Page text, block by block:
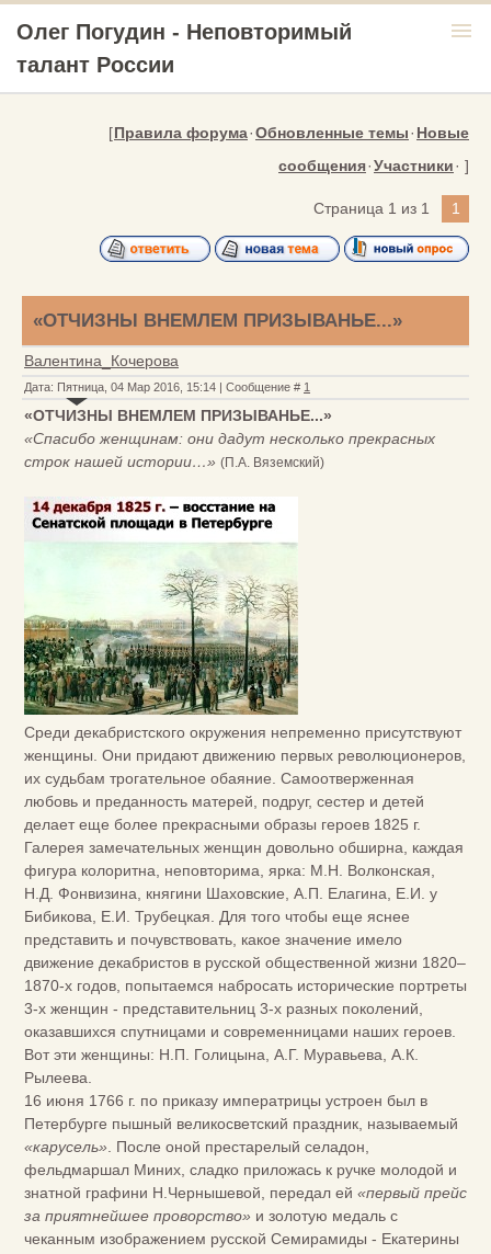
Олег Погудин - Неповторимый
талант России
menu
[Правила форума·Обновленные темы·Новые
сообщения·Участники· ]
Страница 1 из 1 1
«ОТЧИЗНЫ ВНЕМЛЕМ ПРИЗЫВАНЬЕ...»
Валентина_Кочерова
Дата: Пятница, 04 Мар 2016, 15:14 | Сообщение # 1
«ОТЧИЗНЫ ВНЕМЛЕМ ПРИЗЫВАНЬЕ...»
«Спасибо женщинам: они дадут несколько прекрасных
строк нашей истории…» (П.А. Вяземский)
Среди декабристского окружения непременно присутствуют
женщины. Они придают движению первых революционеров,
их судьбам трогательное обаяние. Самоотверженная
любовь и преданность матерей, подруг, сестер и детей
делает еще более прекрасными образы героев 1825 г.
Галерея замечательных женщин довольно обширна, каждая
фигура колоритна, неповторима, ярка: М.Н. Волконская,
Н.Д. Фонвизина, княгини Шаховские, А.П. Елагина, Е.И. у
Бибикова, Е.И. Трубецкая. Для того чтобы еще яснее
представить и почувствовать, какое значение имело
движение декабристов в русской общественной жизни 1820–
1870-х годов, попытаемся набросать исторические портреты
3-х женщин - представительниц 3-х разных поколений,
оказавшихся спутницами и современницами наших героев.
Вот эти женщины: Н.П. Голицына, А.Г. Муравьева, А.К.
Рылеева.
16 июня 1766 г. по приказу императрицы устроен был в
Петербурге пышный великосветский праздник, называемый
«карусель» . После оной престарелый селадон,
фельдмаршал Миних, сладко приложась к ручке молодой и
знатной графини Н.Чернышевой, передал ей «первый прейс
за приятнейшее проворство» и золотую медаль с
чеканным изображением русской Семирамиды - Екатерины